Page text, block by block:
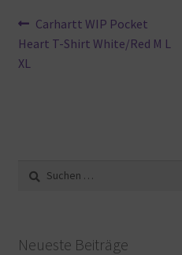
Vorheriger
Beitrag:
Carhartt WIP Pocket
Heart T-Shirt White/Red M L
XL
Suche
nach:
Neueste Beiträge